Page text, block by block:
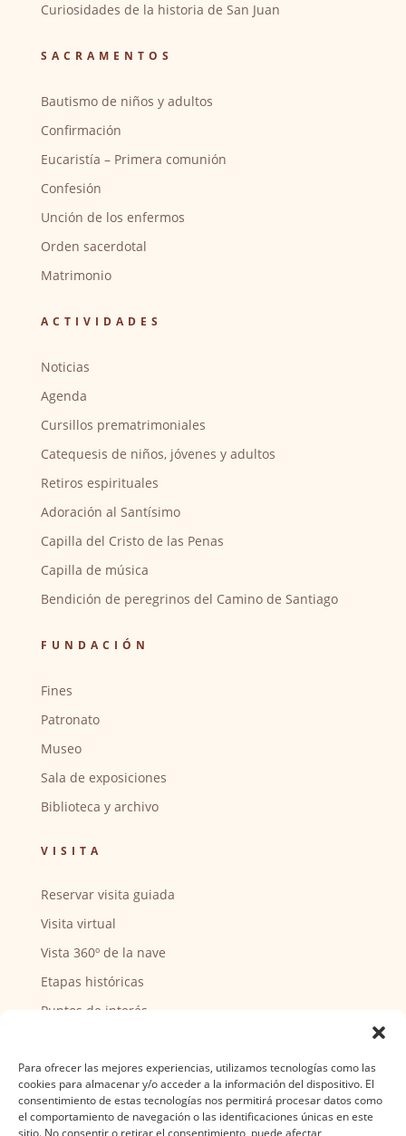
Para ofrecer las mejores experiencias, utilizamos tecnologías como las
cookies para almacenar y/o acceder a la información del dispositivo. El
consentimiento de estas tecnologías nos permitirá procesar datos como
el comportamiento de navegación o las identificaciones únicas en este
sitio. No consentir o retirar el consentimiento, puede afectar
Curiosidades de la historia de San Juan
SACRAMENTOS
Bautismo de niños y adultos
Confirmación
Eucaristía – Primera comunión
Confesión
Unción de los enfermos
Orden sacerdotal
Matrimonio
ACTIVIDADES
Noticias
Agenda
Cursillos prematrimoniales
Catequesis de niños, jóvenes y adultos
Retiros espirituales
Adoración al Santísimo
Capilla del Cristo de las Penas
Capilla de música
Bendición de peregrinos del Camino de Santiago
FUNDACIÓN
Fines
Patronato
Museo
Sala de exposiciones
Biblioteca y archivo
VISITA
Reservar visita guiada
Visita virtual
Vista 360º de la nave
Etapas históricas
Puntos de interés
Actividades y horarios
Ser voluntario